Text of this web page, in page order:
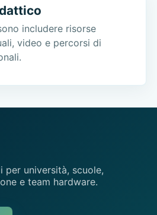
includere risorse
video e percorsi di
per università, scuole,
e team hardware.